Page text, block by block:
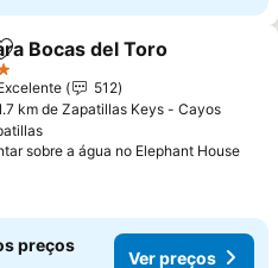
Adicionar aos favoritos
Bocas del Toro
512
km de Zapatillas Keys - Cayos
sobre a água no Elephant HouseVer
preços
Ver preços